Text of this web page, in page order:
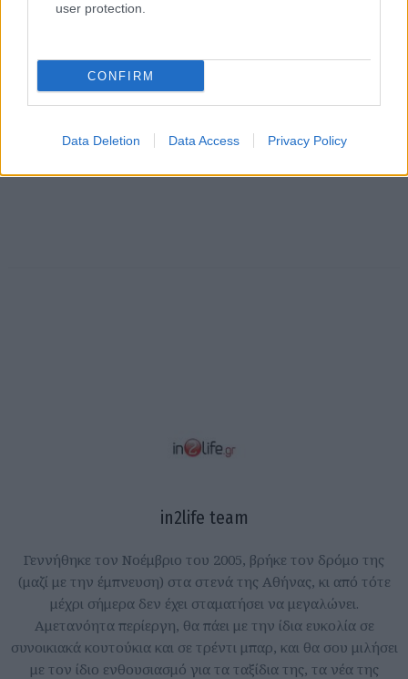
user protection.
CONFIRM
Data Deletion Data Access Privacy Policy
in2life team
Γεννήθηκε τον Νοέμβριο του 2005, βρήκε τον δρόμο της
(μαζί με την έμπνευση) στα στενά της Αθήνας, κι από τότε
μέχρι σήμερα δεν έχει σταματήσει να μεγαλώνει.
Αμετανόητα περίεργη, θα πάει με την ίδια ευκολία σε
συνοικιακά κουτούκια και σε τρέντι μπαρ, και θα σου μιλήσει
με τον ίδιο ενθουσιασμό για τα ταξίδια της, τα νέα της